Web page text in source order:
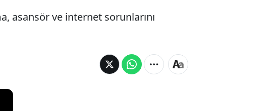
asansör ve internet sorunlarını